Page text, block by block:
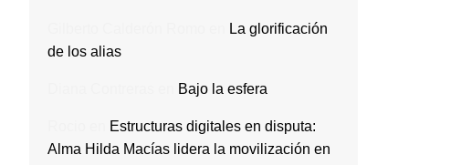
La glorificación
de los alias
Bajo la esfera
Estructuras digitales en disputa:
Alma Hilda Macías lidera la movilización en